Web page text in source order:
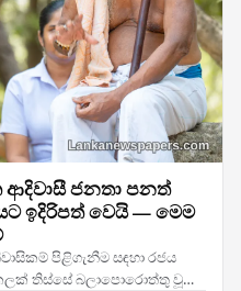
ජනතා පනත්
ඉදිරිපත් වෙයි — මෙම
පිළිගැනීම සඳහා රජය
තිස්සේ බලාපොරොත්තු වූ